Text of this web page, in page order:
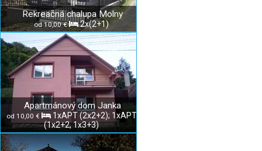
Rekreačná chalupa Molny
od 10,00 € 2x(2+1)
Apartmánový dom Janka
od 10,00 €
1xAPT (2x2+2); 1xAPT
(1x2+2, 1x3+3)